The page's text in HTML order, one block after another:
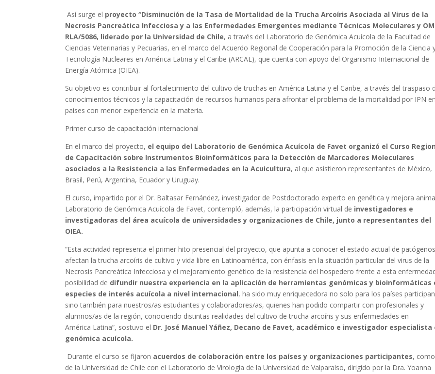
Así surge el proyecto “Disminución de la Tasa de Mortalidad de la Trucha Arcoíris Asociada al Virus de la
Necrosis Pancreática Infecciosa y a las Enfermedades Emergentes mediante Técnicas Moleculares y
RLA/5086, liderado por la Universidad de Chile, a través del Laboratorio de Genómica Acuícola de la Facultad de
Ciencias Veterinarias y Pecuarias, en el marco del Acuerdo Regional de Cooperación para la Promoción de la Ciencia
Tecnología Nucleares en América Latina y el Caribe (ARCAL), que cuenta con apoyo del Organismo Internacional de
Energía Atómica (OIEA).
Su objetivo es contribuir al fortalecimiento del cultivo de truchas en América Latina y el Caribe, a través del traspaso
conocimientos técnicos y la capacitación de recursos humanos para afrontar el problema de la mortalidad por IPN en
países con menor experiencia en la materia.
Primer curso de capacitación internacional
En el marco del proyecto, el equipo del Laboratorio de Genómica Acuícola de Favet organizó el Curso
de Capacitación sobre Instrumentos Bioinformáticos para la Detección de Marcadores Moleculares
asociados a la Resistencia a las Enfermedades en la Acuicultura, al que asistieron representantes de México,
Brasil, Perú, Argentina, Ecuador y Uruguay.
El curso, impartido por el Dr. Baltasar Fernández, investigador de Postdoctorado experto en genética y mejora
Laboratorio de Genómica Acuícola de Favet, contempló, además, la participación virtual de investigadores e
investigadoras del área acuícola de universidades y organizaciones de Chile, junto a representantes del
OIEA.
“Esta actividad representa el primer hito presencial del proyecto, que apunta a conocer el estado actual de
afectan la trucha arcoíris de cultivo y vida libre en Latinoamérica, con énfasis en la situación particular del virus de la
Necrosis Pancreática Infecciosa y el mejoramiento genético de la resistencia del hospedero frente a esta
posibilidad de difundir nuestra experiencia en la aplicación de herramientas genómicas y bioinformáticas
especies de interés acuícola a nivel internacional, ha sido muy enriquecedora no solo para los países
sino también para nuestros/as estudiantes y colaboradores/as, quienes han podido compartir con profesionales y
alumnos/as de la región, conociendo distintas realidades del cultivo de trucha arcoíris y sus enfermedades en
América Latina”, sostuvo el Dr. José Manuel Yáñez, Decano de Favet, académico e investigador especialista
genómica acuícola.
Durante el curso se fijaron acuerdos de colaboración entre los países y organizaciones participantes,
de la Universidad de Chile con el Laboratorio de Virología de la Universidad de Valparaíso, dirigido por la Dra. Yoanna